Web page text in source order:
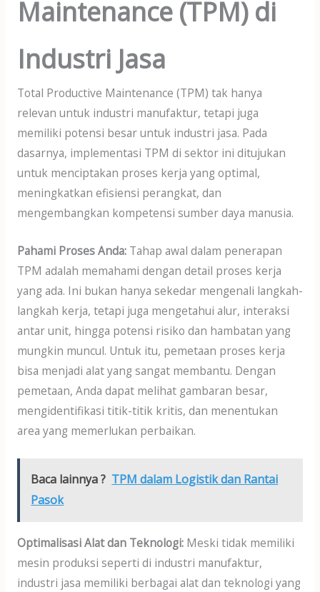
Maintenance (TPM) di
Industri Jasa
Total Productive Maintenance (TPM) tak hanya
relevan untuk industri manufaktur, tetapi juga
memiliki potensi besar untuk industri jasa. Pada
dasarnya, implementasi TPM di sektor ini ditujukan
untuk menciptakan proses kerja yang optimal,
meningkatkan efisiensi perangkat, dan
mengembangkan kompetensi sumber daya manusia.
Pahami Proses Anda:Tahap awal dalam penerapan
TPM adalah memahami dengan detail proses kerja
yang ada. Ini bukan hanya sekedar mengenali langkah-
langkah kerja, tetapi juga mengetahui alur, interaksi
antar unit, hingga potensi risiko dan hambatan yang
mungkin muncul. Untuk itu, pemetaan proses kerja
bisa menjadi alat yang sangat membantu. Dengan
pemetaan, Anda dapat melihat gambaran besar,
mengidentifikasi titik-titik kritis, dan menentukan
area yang memerlukan perbaikan.
Baca lainnya ? TPM dalam Logistik dan Rantai
Pasok
Optimalisasi Alat dan Teknologi:Meski tidak memiliki
mesin produksi seperti di industri manufaktur,
industri jasa memiliki berbagai alat dan teknologi yang